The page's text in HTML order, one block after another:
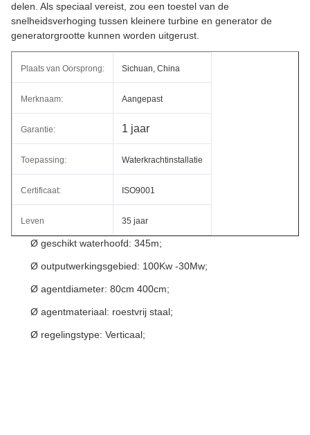
delen. Als speciaal vereist, zou een toestel van de
snelheidsverhoging tussen kleinere turbine en generator de
generatorgrootte kunnen worden uitgerust.
Plaats van Oorsprong: Sichuan, China
Merknaam: Aangepast
Garantie: 1 jaar
Toepassing: Waterkrachtinstallatie
Certificaat: ISO9001
Leven 35 jaar
Ø geschikt waterhoofd: 345m;
Ø outputwerkingsgebied: 100Kw -30Mw;
Ø agentdiameter: 80cm 400cm;
Ø agentmateriaal: roestvrij staal;
Ø regelingstype: Verticaal;